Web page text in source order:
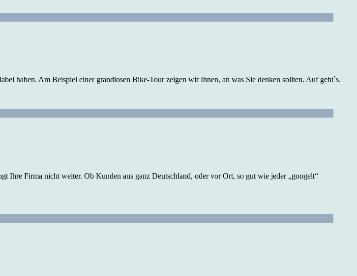
haben. Am Beispiel einer grandiosen Bike-Tour zeigen wir Ihnen, an was Sie denken sollten. Auf geht`s.
Ihre Firma nicht weiter. Ob Kunden aus ganz Deutschland, oder vor Ort, so gut wie jeder „googelt“